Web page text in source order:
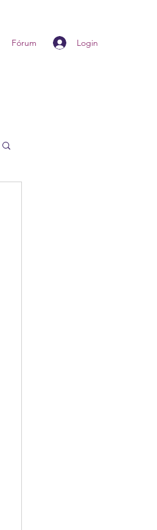
Login
Fórum